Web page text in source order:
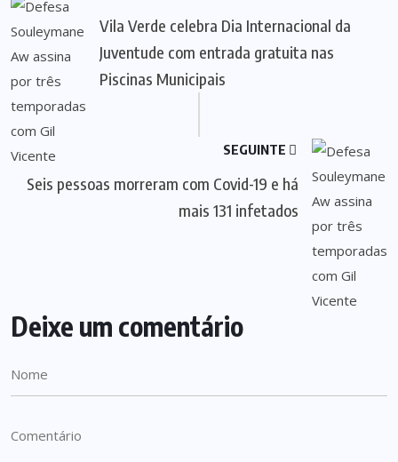
Vila Verde celebra Dia Internacional da
Juventude com entrada gratuita nas
Piscinas Municipais
SEGUINTE
Seis pessoas morreram com Covid-19 e há
mais 131 infetados
Deixe um comentário